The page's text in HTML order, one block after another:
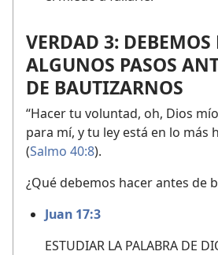
VERDAD 3: DEBEMOS
ALGUNOS PASOS
DE BAUTIZARNOS
“Hacer tu voluntad, oh, Dios
para mí, y tu ley está en lo más
(Salmo 40:8).
¿Qué debemos hacer antes de
Juan 17:3
ESTUDIAR LA PALABRA DE